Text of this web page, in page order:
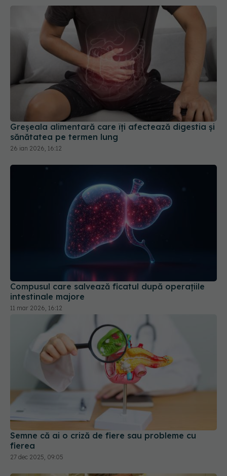
Greșeala alimentară care îți afectează digestia și
sănătatea pe termen lung
26 ian 2026, 16:12
Compusul care salvează ficatul după operațiile
intestinale majore
11 mar 2026, 16:12
Semne că ai o criză de fiere sau probleme cu
fierea
27 dec 2025, 09:05